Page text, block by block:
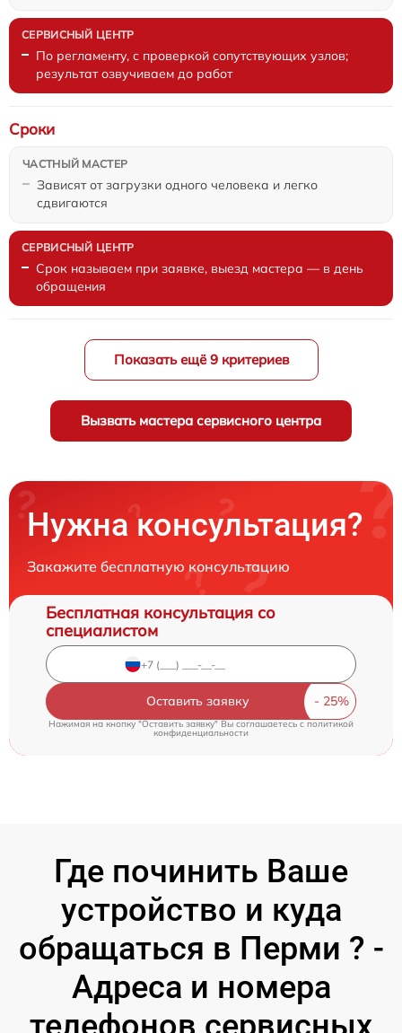
По регламенту, с проверкой сопутствующих узлов;
результат озвучиваем до работ
Зависят от загрузки одного человека и легко
сдвигаются
Сроки
Срок называем при заявке, выезд мастера — в день
обращения
Показать ещё 9 критериев
Вызвать мастера сервисного центра
Нужна консультация?
Закажите бесплатную консультацию
Бесплатная консультация со
специалистом
Оставить заявку
Нажимая на кнопку "Оставить заявку" Вы соглашаетесь c политикой
конфиденциальности
Где починить Ваше
устройство и куда
обращаться в Перми ? -
Адреса и номера